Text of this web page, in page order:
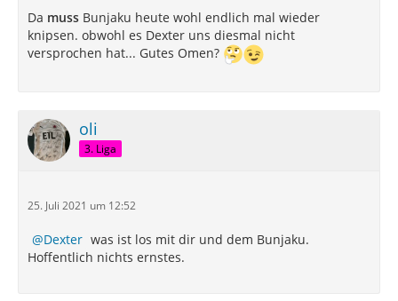
Da muss Bunjaku heute wohl endlich mal wieder
knipsen. obwohl es Dexter uns diesmal nicht
versprochen hat... Gutes Omen?
oli
3. Liga
25. Juli 2021 um 12:52
Dexter was ist los mit dir und dem Bunjaku.
Hoffentlich nichts ernstes.